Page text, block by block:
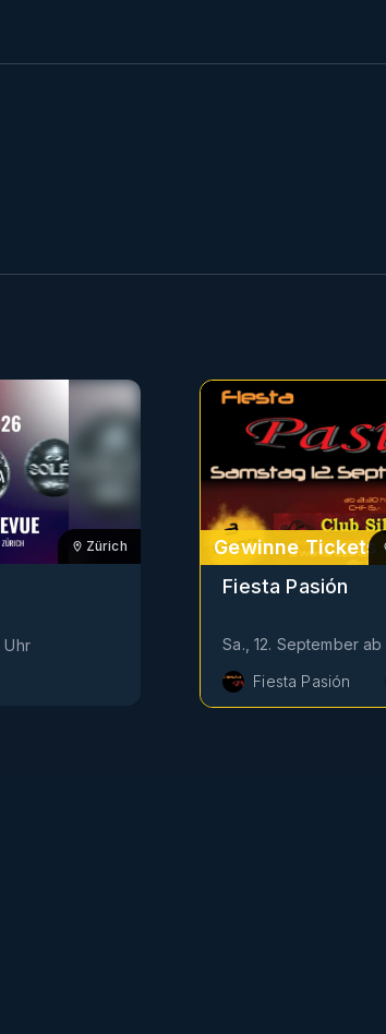
Zürich
Uhr
Gewinne Tickets
Fiesta Pasión
Sa., 12. September ab
Fiesta Pasión